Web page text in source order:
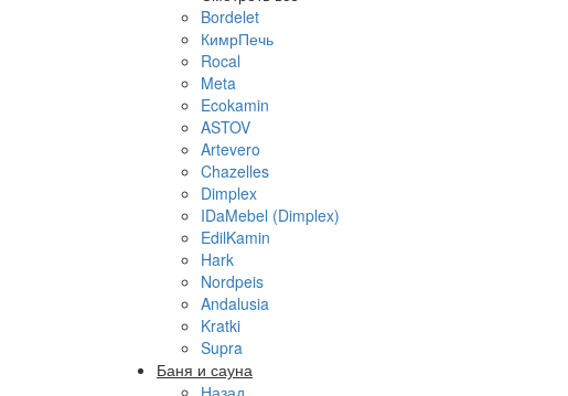
Bordelet
КимрПечь
Rocal
Meta
Ecokamin
ASTOV
Artevero
Chazelles
Dimplex
IDaMebel (Dimplex)
EdilKamin
Hark
Nordpeis
Andalusia
Kratki
Supra
Баня и сауна
Назад